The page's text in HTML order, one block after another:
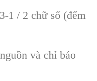
1 / 2 chữ số (đếm
và chỉ báo